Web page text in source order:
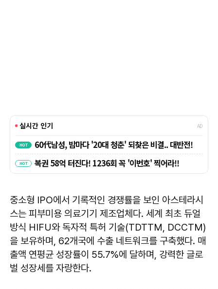
중소형 IPO에서 기록적인 경쟁률을 보인 아스테라시
스는 피부미용 의료기기 제조업체다. 세계 최초 듀얼
방식 HIFU와 독자적 특허 기술(TDTTM, DCCTM)
을 보유하며, 62개국에 수출 네트워크를 구축했다. 매
출액 연평균 성장률이 55.7%에 달하며, 강력한 글로
벌 성장세를 자랑한다.